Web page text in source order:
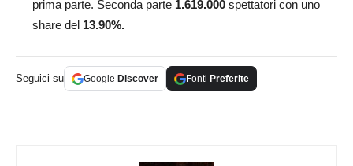
prima parte. Seconda parte 1.619.000 spettatori con uno
share del 13.90%.
Seguici su Google Discover Fonti Preferite